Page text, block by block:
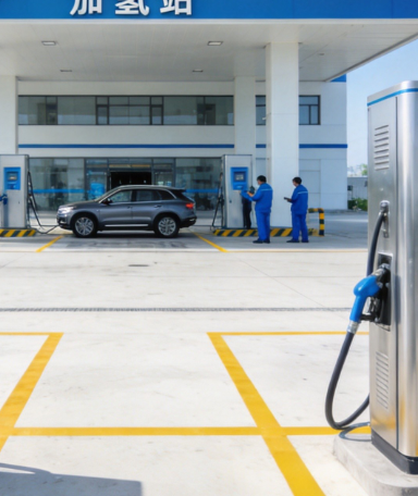
至75.6%，最小点火能量仅0.02毫焦——
，都可能引发燃爆事故。氢能源加 […]